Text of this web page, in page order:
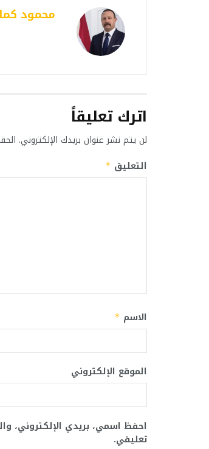
محمود
اترك تعليقاً
لن يتم نشر عنوان بريدك الإلكتروني.
التعليق *
الاسم *
الموقع الإلكتروني
احفظ اسمي، بريدي الإلكتروني،
تعليقي.